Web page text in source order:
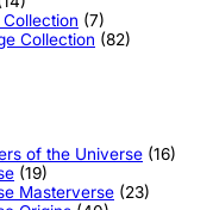
(7)
Collection (82)
of the Universe (16)
(19)
Masterverse (23)